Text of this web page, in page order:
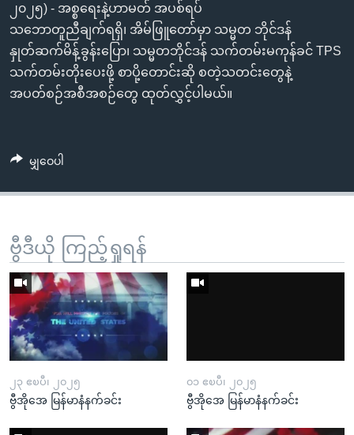
ရှာဖွေ
ရန်
နေရာ
သို့
ဘာသာစကားများ
Auto 240p 360p 480p
720p 1080p
480p
720p
၂၀၂၅) - အစ္စရေးနဲ့ဟာမတ် အပစ်ရပ်
သဘောတူညီချက်ရရှိ၊ အိမ်ဖြူတော်မှာ သမ္မတ ဘိုင်ဒန်
နှုတ်ဆက်မိန့်ခွန်းပြော၊ သမ္မတဘိုင်ဒန် သက်တမ်းမကုန်ခင် TPS
သက်တမ်းတိုးပေးဖို့ စာပို့တောင်းဆို စတဲ့သတင်းတွေနဲ့
အပတ်စဉ်အစီအစဉ်တွေ ထုတ်လွှင့်ပါမယ်။
မျှဝေပါ
ဗွီဒီယို ကြည့်ရှုရန်
၂၃ ဧၿပီ၊ ၂၀၂၅
ဗွီအိုအေ မြန်မာနံနက်ခင်း
၀၁ ဧၿပီ၊ ၂၀၂၅
ဗွီအိုအေ မြန်မာနံနက်ခင်း